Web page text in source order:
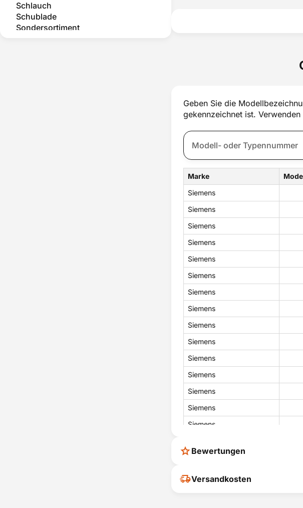
Schlauch
Schublade
Sondersortiment
Geben Sie die
gekennzeichnet ist.
Marke
Siemens
Siemens
Siemens
Siemens
Siemens
Siemens
Siemens
Siemens
Siemens
Siemens
Siemens
Siemens
Siemens
Siemens
Siemens
Siemens
Siemens
Bewertungen
Ihr Feedback hilft uns, uns
Versandkosten